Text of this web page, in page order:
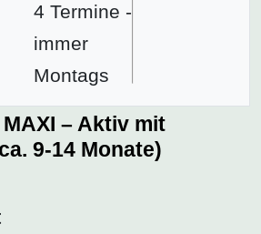
4 Termine -
immer
Montags
– Aktiv mit
9-14 Monate)